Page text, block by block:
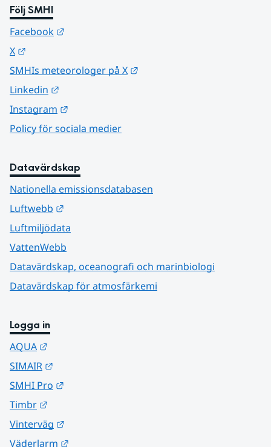
Följ SMHI
Facebook
X
SMHIs meteorologer på X
Linkedin
Instagram
Policy för sociala medier
Datavärdskap
Nationella emissionsdatabasen
Luftwebb
Luftmiljödata
VattenWebb
Datavärdskap, oceanografi och marinbiologi
Datavärdskap för atmosfärkemi
Logga in
AQUA
SIMAIR
SMHI Pro
Timbr
Vinterväg
Väderlarm